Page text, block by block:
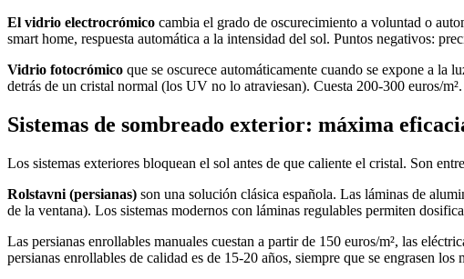
El vidrio electrocrómico cambia el grado de oscurecimiento a voluntad o
smart home, respuesta automática a la intensidad del sol. Puntos negativos:
Vidrio fotocrómico que se oscurece automáticamente cuando se expone a
detrás de un cristal normal (los UV no lo atraviesan). Cuesta 200-300 euros/
Sistemas de sombreado exterior: máxima
Los sistemas exteriores bloquean el sol antes de que caliente el cristal. Son
Rolstavni (persianas) son una solución clásica española. Las láminas de
de la ventana). Los sistemas modernos con láminas regulables permiten
Las persianas enrollables manuales cuestan a partir de 150 euros/m², las
persianas enrollables de calidad es de 15-20 años, siempre que se engrasen los